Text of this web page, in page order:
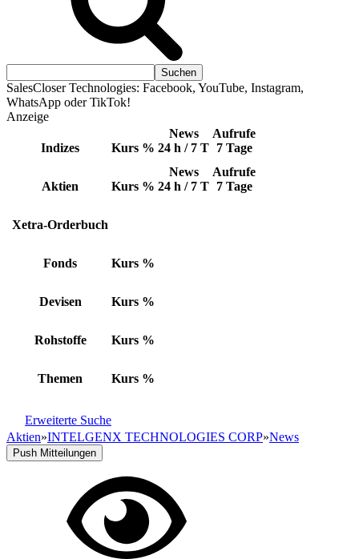
SalesCloser Technologies: Facebook, YouTube, Instagram,
WhatsApp oder TikTok!
Anzeige
Indizes Kurs %
News
24 h / 7 T
Aufrufe
7 Tage
Aktien Kurs %
News
24 h / 7 T
Aufrufe
7 Tage
Xetra-Orderbuch
Fonds Kurs %
Devisen Kurs %
Rohstoffe Kurs %
Themen Kurs %
Erweiterte Suche
Aktien»INTELGENX TECHNOLOGIES CORP»News
Push Mitteilungen